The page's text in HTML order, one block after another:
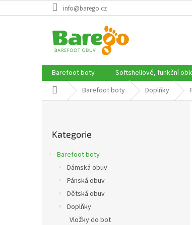
na
info@barego.cz
Barefoot boty Softshellové, funkční
Domů Barefoot boty Doplňky
kategorie
Kategorie
Barefoot boty
Dámská obuv
Pánská obuv
Dětská obuv
Doplňky
Vložky do bot